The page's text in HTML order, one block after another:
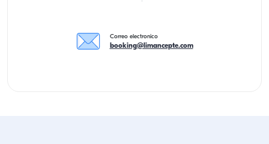
Correo electronico
booking@limancepte.com